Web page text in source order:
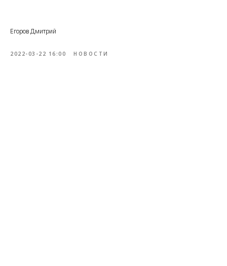
Егоров Дмитрий
2022-03-22 16:00 НОВОСТИ